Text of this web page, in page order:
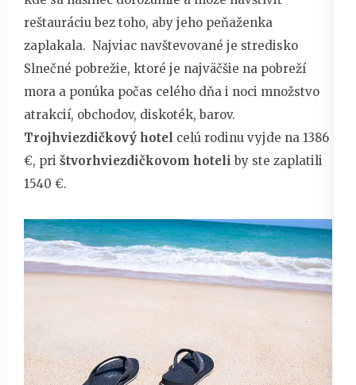
reštauráciu bez toho, aby jeho peňaženka
zaplakala. Najviac navštevované je stredisko
Slnečné pobrežie, ktoré je najväčšie na pobreží
mora a ponúka počas celého dňa i noci množstvo
atrakcií, obchodov, diskoték, barov.
Trojhviezdičkový hotel celú rodinu vyjde na 1386
€, pri štvorhviezdičkovom hoteli by ste zaplatili
1540 €.